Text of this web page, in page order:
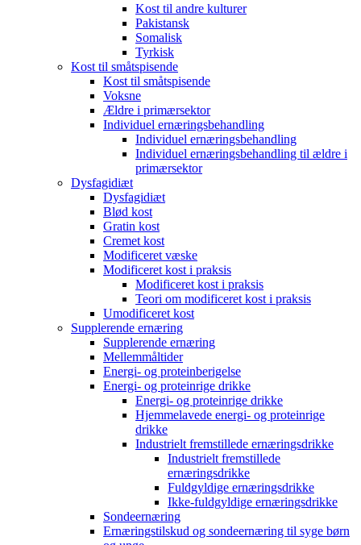
Kost til andre kulturer
Pakistansk
Somalisk
Tyrkisk
Kost til småtspisende
Kost til småtspisende
Voksne
Ældre i primærsektor
Individuel ernæringsbehandling
Individuel ernæringsbehandling
Individuel ernæringsbehandling til ældre i
primærsektor
Dysfagidiæt
Dysfagidiæt
Blød kost
Gratin kost
Cremet kost
Modificeret væske
Modificeret kost i praksis
Modificeret kost i praksis
Teori om modificeret kost i praksis
Umodificeret kost
Supplerende ernæring
Supplerende ernæring
Mellemmåltider
Energi- og proteinberigelse
Energi- og proteinrige drikke
Energi- og proteinrige drikke
Hjemmelavede energi- og proteinrige
drikke
Industrielt fremstillede ernæringsdrikke
Industrielt fremstillede
ernæringsdrikke
Fuldgyldige ernæringsdrikke
Ikke-fuldgyldige ernæringsdrikke
Sondeernæring
Ernæringstilskud og sondeernæring til syge børn